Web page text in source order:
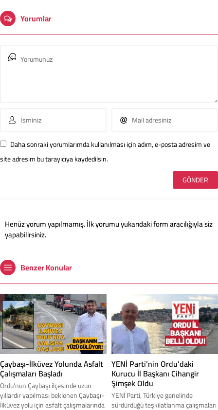
Yorumlar
Daha sonraki yorumlarımda kullanılması için adım, e-posta adresim ve
site adresim bu tarayıcıya kaydedilsin.
Henüz yorum yapılmamış. İlk yorumu yukarıdaki form aracılığıyla siz
yapabilirsiniz.
Benzer Konular
Çaybaşı-İlküvez Yolunda Asfalt
Çalışmaları Başladı
Ordu'nun Çaybaşı ilçesinde uzun
yıllardır yapılması beklenen Çaybaşı-
İlküvez yolu için asfalt çalışmalarında
YENİ Parti’nin Ordu’daki
Kurucu İl Başkanı Cihangir
Şimşek Oldu
YENİ Parti, Türkiye genelinde
sürdürdüğü teşkilatlanma çalışmaları